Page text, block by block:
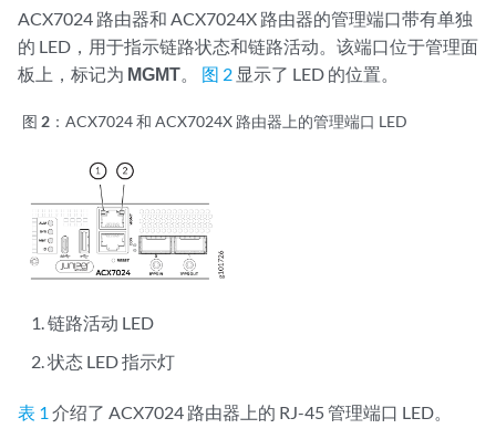
ACX7024 路由器和 ACX7024X 路由器的管理端口带有单独
的 LED，用于指示链路状态和链路活动。该端口位于管理面
板上，标记为 MGMT。 图 2 显示了 LED 的位置。
图 2： ACX7024和 ACX7024X 路由器上的管理端口 LED
链路活动 LED
状态 LED 指示灯
表 1 介绍了 ACX7024 路由器上的 RJ-45 管理端口 LED。